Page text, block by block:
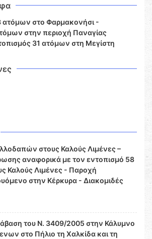
ατόμων στο Φαρμακονήσι -
στην περιοχή Παναγίας
31 ατόμων στη Μεγίστη
στους Καλούς Λιμένες –
αναφορικά με τον εντοπισμό 58
Καλούς Λιμένες - Παροχή
στην Κέρκυρα - Διακομιδές
του Ν. 3409/2005 στην Κάλυμνο
στο Πήλιο τη Χαλκίδα και τη